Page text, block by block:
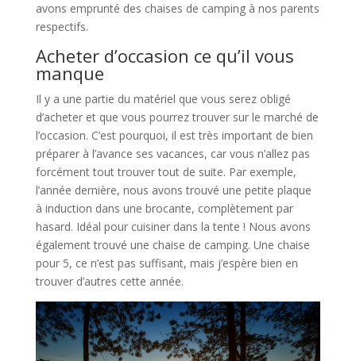
avons emprunté des chaises de camping à nos parents
respectifs.
Acheter d’occasion ce qu’il vous
manque
Il y a une partie du matériel que vous serez obligé
d’acheter et que vous pourrez trouver sur le marché de
l’occasion. C’est pourquoi, il est très important de bien
préparer à l’avance ses vacances, car vous n’allez pas
forcément tout trouver tout de suite. Par exemple,
l’année dernière, nous avons trouvé une petite plaque
à induction dans une brocante, complètement par
hasard. Idéal pour cuisiner dans la tente ! Nous avons
également trouvé une chaise de camping. Une chaise
pour 5, ce n’est pas suffisant, mais j’espère bien en
trouver d’autres cette année.